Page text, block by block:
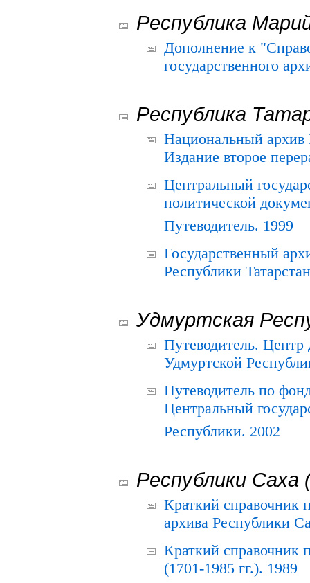
Республика
Дополнение к
государственного
Республика
Национальный архив
Издание второе
Центральный
политической
Путеводитель. 1999
Государственный
Республики
Удмуртская
Путеводитель.
Удмуртской
Путеводитель по
Центральный
Республики. 2002
Республики Саха
Краткий справочник
архива Республики
Краткий
(1701-1985 гг.). 1989